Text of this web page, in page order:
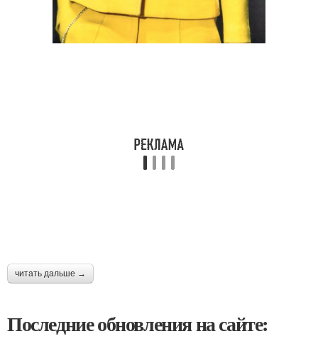
читать дальше →
Последние обновления на сайте: